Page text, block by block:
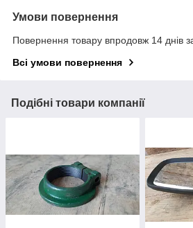
Умови повернення
Повернення товару впродовж 14 днів
Всі умови повернення
Подібні товари компанії